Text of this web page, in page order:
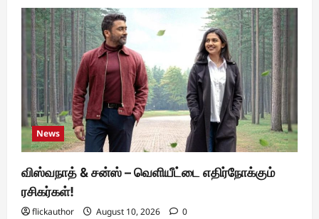
News
விஸ்வநாத் & சன்ஸ் – வெளியீட்டை எதிர்நோக்கும்
ரசிகர்கள்!
flickauthor August 10, 2026 0